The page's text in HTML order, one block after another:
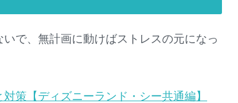
で、無計画に動けばストレスの元になっ
策【ディズニーランド・シー共通編】